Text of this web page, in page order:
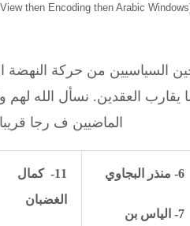
then Encoding then Arabic
السياسيين من حركة النهضة
يقارب العقدين. نسأل الله لهم
الماضيين ف رجا
11-
كمال
الغضبان
6- منذر البجاوي
7- الياس بن